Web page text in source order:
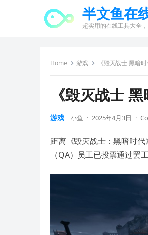
半文鱼在
超实用的在线工具大全
Home 游戏 《毁灭战士 黑暗
《毁灭战士
游戏 小鱼 · 2025年4月3日 ·
距离《毁灭战士：黑暗时
（QA）员工已投票通过罢